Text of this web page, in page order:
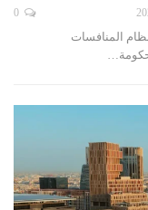
المنافسات